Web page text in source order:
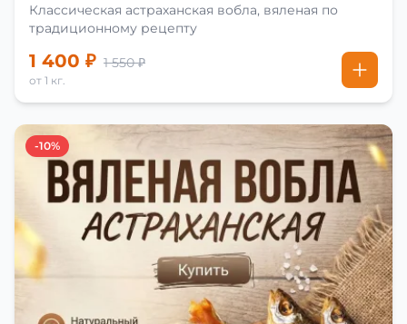
Классическая астраханская вобла, вяленая по
традиционному рецепту
1 400 ₽ 1 550 ₽
от 1 кг.
-10%